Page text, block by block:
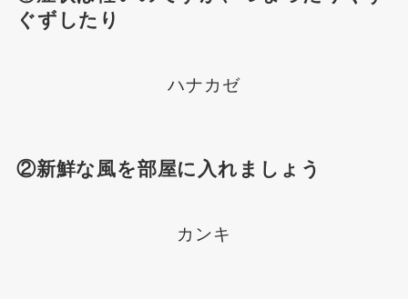
ぐずしたり
ハナカゼ
②新鮮な風を部屋に入れましょう
カンキ